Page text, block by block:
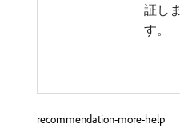
証しま
す。
recommendation-more-help